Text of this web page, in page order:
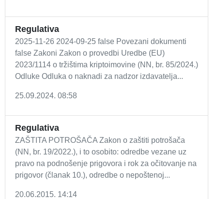
Regulativa
2025-11-26 2024-09-25 false Povezani dokumenti
false Zakoni Zakon o provedbi Uredbe (EU)
2023/1114 o tržištima kriptoimovine (NN, br. 85/2024.)
Odluke Odluka o naknadi za nadzor izdavatelja...
25.09.2024. 08:58
Regulativa
ZAŠTITA POTROŠAČA Zakon o zaštiti potrošača
(NN, br. 19/2022.), i to osobito: odredbe vezane uz
pravo na podnošenje prigovora i rok za očitovanje na
prigovor (članak 10.), odredbe o nepoštenoj...
20.06.2015. 14:14